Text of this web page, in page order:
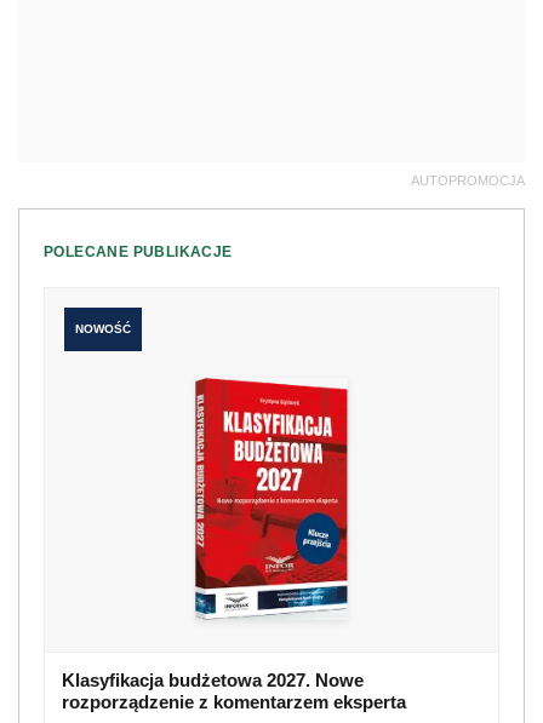
AUTOPROMOCJA
POLECANE PUBLIKACJE
NOWOŚĆ
Klasyfikacja budżetowa 2027. Nowe
rozporządzenie z komentarzem eksperta